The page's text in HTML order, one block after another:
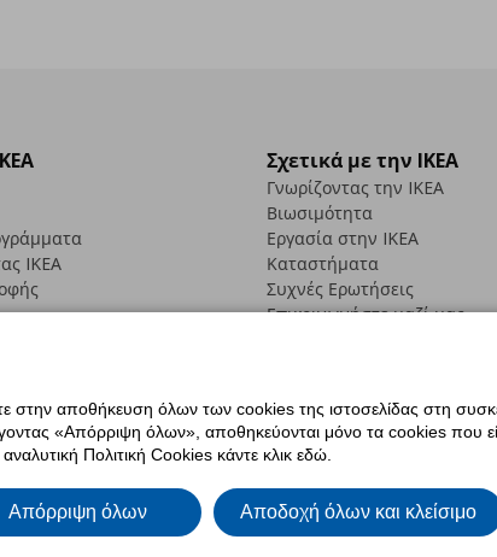
IKEA
Σχετικά με την IKEA
Γνωρίζοντας την IKEA
Βιωσιμότητα
Εργασία στην IKEA
Καταστήματα
Συχνές Ερωτήσεις
Επικοινωνήστε μαζί μας
Cookies Δήλωση ψηφιακής προσβασιμότητας
στην αποθήκευση όλων των cookies της ιστοσελίδας στη
«Απόρριψη όλων», αποθηκεύονται μόνο τα cookies που
Πολιτική Cookies κάντε κλικ εδώ.
Απόρριψη όλων Αποδοχή όλων και κλείσιμο